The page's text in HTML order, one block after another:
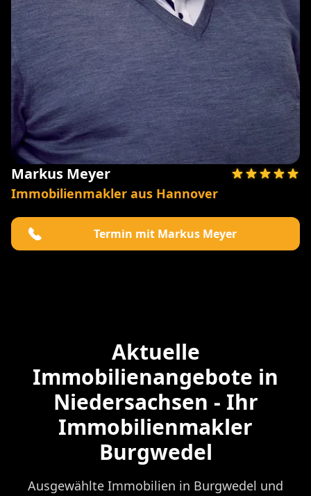
Markus Meyer
Immobilienmakler aus Hannover
Termin mit Markus Meyer
Aktuelle
Immobilienangebote in
Niedersachsen - Ihr
Immobilienmakler
Burgwedel
Ausgewählte Immobilien in Burgwedel und